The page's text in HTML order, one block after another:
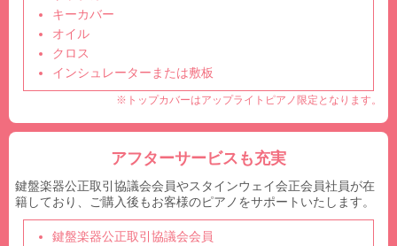
キーカバー
オイル
クロス
インシュレーターまたは敷板
※トップカバーはアップライトピアノ限定となります。
アフターサービスも充実
鍵盤楽器公正取引協議会会員やスタインウェイ会正会員社員が在
籍しており、ご購入後もお客様のピアノをサポートいたします。
鍵盤楽器公正取引協議会会員